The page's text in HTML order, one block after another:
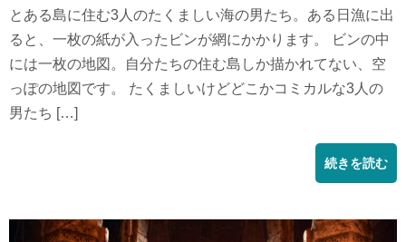
とある島に住む3人のたくましい海の男たち。ある日漁に出
ると、一枚の紙が入ったビンが網にかかります。 ビンの中
には一枚の地図。自分たちの住む島しか描かれてない、空
っぽの地図です。 たくましいけどどこかコミカルな3人の
男たち […]
続きを読む